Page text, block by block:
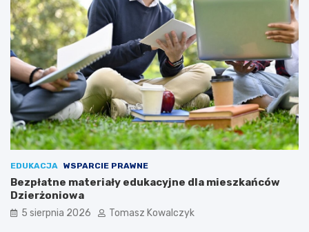
EDUKACJA WSPARCIE PRAWNE
Bezpłatne materiały edukacyjne dla mieszkańców
Dzierżoniowa
5 sierpnia 2026 Tomasz Kowalczyk